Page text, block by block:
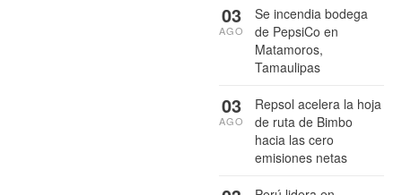
Se incendia bodega
de PepsiCo en
Matamoros,
Tamaulipas
03
AGO
Repsol acelera la hoja
de ruta de Bimbo
hacia las cero
emisiones netas
03
AGO